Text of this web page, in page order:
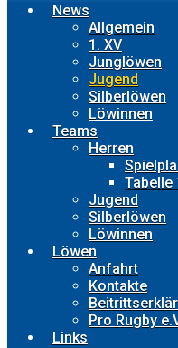
News
Allgemein
1. XV
Junglöwen
Jugend
Silberlöwen
Löwinnen
Teams
Herren
Tabelle
Jugend
Silberlöwen
Löwinnen
Löwen
Anfahrt
Kontakte
Pro Rugby
Links